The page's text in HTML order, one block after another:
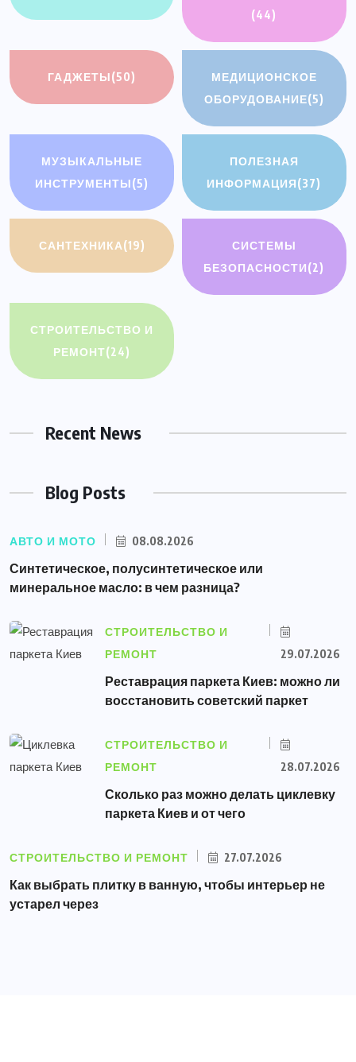
(44)
ГАДЖЕТЫ(50)
МЕДИЦИОНСКОЕ
ОБОРУДОВАНИЕ(5)
МУЗЫКАЛЬНЫЕ
ИНСТРУМЕНТЫ(5)
ПОЛЕЗНАЯ
ИНФОРМАЦИЯ(37)
САНТЕХНИКА(19)
СИСТЕМЫ
БЕЗОПАСНОСТИ(2)
СТРОИТЕЛЬСТВО И
РЕМОНТ(24)
Recent News
Blog Posts
АВТО И МОТО 08.08.2026
Синтетическое, полусинтетическое или
минеральное масло: в чем разница?
СТРОИТЕЛЬСТВО И
РЕМОНТ
29.07.2026
Реставрация паркета Киев: можно ли
восстановить советский паркет
СТРОИТЕЛЬСТВО И
РЕМОНТ
28.07.2026
Сколько раз можно делать циклевку
паркета Киев и от чего
СТРОИТЕЛЬСТВО И РЕМОНТ 27.07.2026
Как выбрать плитку в ванную, чтобы интерьер не
устарел через